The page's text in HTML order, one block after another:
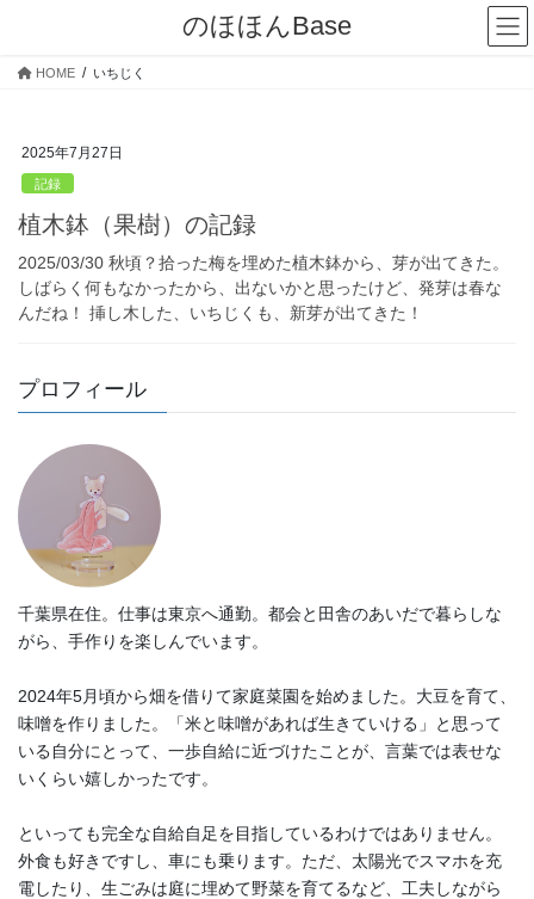
のほほんBase
HOME いちじく
2025年7月27日
記録
植木鉢（果樹）の記録
2025/03/30 秋頃？拾った梅を埋めた植木鉢から、芽が出てきた。
しばらく何もなかったから、出ないかと思ったけど、発芽は春な
んだね！ 挿し木した、いちじくも、新芽が出てきた！
プロフィール
千葉県在住。仕事は東京へ通勤。都会と田舎のあいだで暮らしな
がら、手作りを楽しんでいます。
2024年5月頃から畑を借りて家庭菜園を始めました。大豆を育て、
味噌を作りました。「米と味噌があれば生きていける」と思って
いる自分にとって、一歩自給に近づけたことが、言葉では表せな
いくらい嬉しかったです。
といっても完全な自給自足を目指しているわけではありません。
外食も好きですし、車にも乗ります。ただ、太陽光でスマホを充
電したり、生ごみは庭に埋めて野菜を育てるなど、工夫しながら